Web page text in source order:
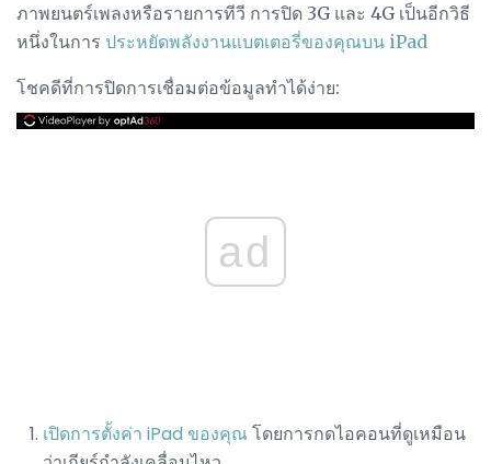
ภาพยนตร์เพลงหรือรายการทีวี การปิด 3G และ 4G เป็นอีกวิธี
หนึ่งในการ ประหยัดพลังงานแบตเตอรี่ของคุณบน iPad
โชคดีที่การปิดการเชื่อมต่อข้อมูลทำได้ง่าย:
ad
เปิดการตั้งค่า iPad ของคุณโดยการกดไอคอนที่ดูเหมือน